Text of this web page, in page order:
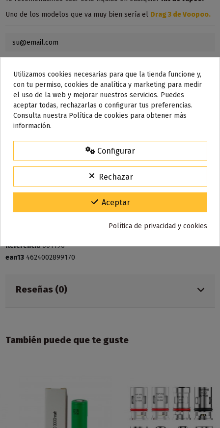
Uno de los modelos que va muy bien sería el Drag 3 de Voopoo.
Detalles del producto
Bote 120 ml
70%PG / 30% VG
Referencia 001190
ean13 4624002899170
Reseñas (0)
También puede que te guste
Utilizamos cookies necesarias para que la tienda funcione y,
con tu permiso, cookies de analítica y marketing para medir
el uso de la web y mejorar nuestros servicios. Puedes
aceptar todas, rechazarlas o configurar tus preferencias.
Consulta nuestra Política de cookies para obtener más
información.
Configurar
Rechazar
Aceptar
Política de privacidad y cookies